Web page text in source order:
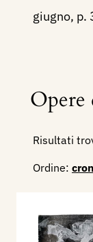
giugno, p.
Opere
Risultati
Ordine: